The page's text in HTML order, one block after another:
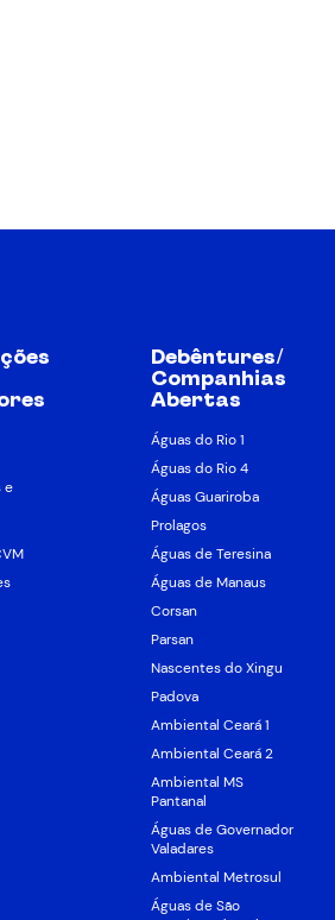
e
Debêntures/
Companhias
Abertas
Águas do Rio 1
Águas do Rio 4
Águas Guariroba
Prolagos
Águas de Teresina
Águas de Manaus
Corsan
Parsan
Nascentes do Xingu
Padova
Ambiental Ceará 1
Ambiental Ceará 2
Ambiental MS
Pantanal
Águas de Governador
Valadares
Ambiental Metrosul
Águas de São